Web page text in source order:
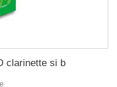
clarinette si b